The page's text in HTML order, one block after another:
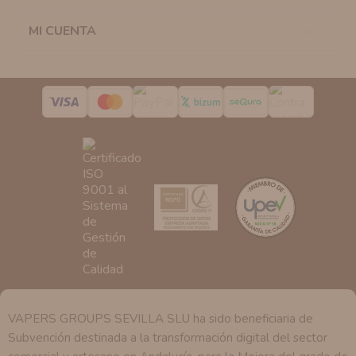
de nuestra entidad que esté debidamente autorizado
Derechos:Tiene derecho a saber qué información
tenemos sobre usted, corregirla y eliminarla, tal y como
se explica en la información adicional disponible en
nuestra página web.
MI CUENTA
VAPERS GROUPS SEVILLA SLU ha sido beneficiaria de
Subvención destinada a la transformación digital del sector